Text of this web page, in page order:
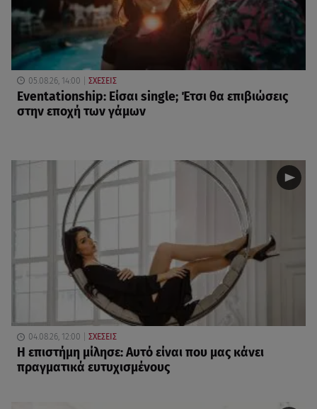
05.08.26, 14:00 ΣΧΕΣΕΙΣ
Eventationship: Είσαι single; Έτσι θα επιβιώσεις
στην εποχή των γάμων
04.08.26, 12:00 ΣΧΕΣΕΙΣ
Η επιστήμη μίλησε: Αυτό είναι που μας κάνει
πραγματικά ευτυχισμένους